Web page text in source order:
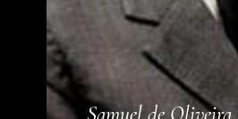
Samuel de Oliveira